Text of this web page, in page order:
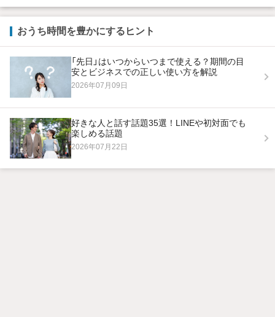
おうち時間を豊かにするヒント
「先日」はいつからいつまで使える？期間の目
安とビジネスでの正しい使い方を解説
2026年07月09日
好きな人と話す話題35選！LINEや初対面でも
楽しめる話題
2026年07月22日